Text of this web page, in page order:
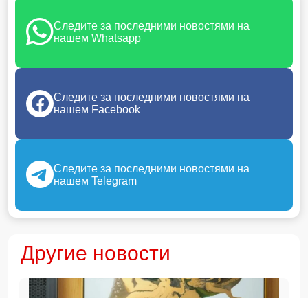
Следите за последними новостями на
нашем Whatsapp
Следите за последними новостями на
нашем Facebook
Следите за последними новостями на
нашем Telegram
Другие новости